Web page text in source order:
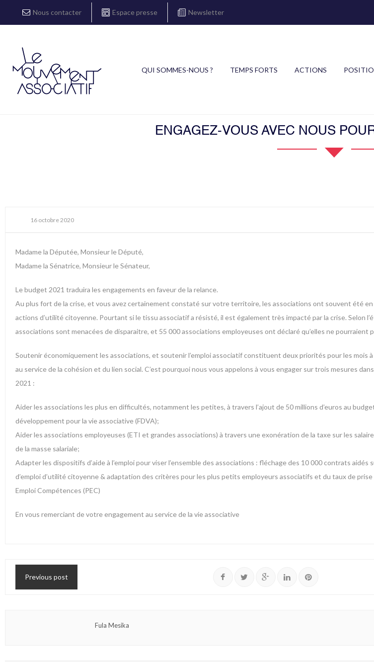
Nous contacter Espace presse Newsletter
QUI SOMMES-NOUS ? TEMPS FORTS ACTIONS
ENGAGEZ-VOUS AVEC NOUS
16 octobre 2020
Madame la Députée, Monsieur le Député,
Madame la Sénatrice, Monsieur le Sénateur,
Le budget 2021 traduira les engagements en faveur de la relance.
Au plus fort de la crise, et vous avez certainement constaté sur votre territoire, les associations ont souvent été
actions d’utilité citoyenne. Pourtant si le tissu associatif a résisté, il est également très impacté par la crise. Selon
associations sont menacées de disparaitre, et 55 000 associations employeuses ont déclaré qu’elles ne pourraient
Soutenir économiquement les associations, et soutenir l’emploi associatif constituent deux priorités pour les mois
au service de la cohésion et du lien social. C’est pourquoi nous vous appelons à vous engager sur trois mesures
2021 :
Aider les associations les plus en difficultés, notamment les petites, à travers l’ajout de 50 millions d’euros au
développement pour la vie associative (FDVA);
Aider les associations employeuses (ETI et grandes associations) à travers une exonération de la taxe sur les
de la masse salariale;
Adapter les dispositifs d’aide à l’emploi pour viser l’ensemble des associations : fléchage des 10 000 contrats
d’emploi d’utilité citoyenne & adaptation des critères pour les plus petits employeurs associatifs et du taux de
Emploi Compétences (PEC)
En vous remerciant de votre engagement au service de la vie associative
Previous post
Fula Mesika